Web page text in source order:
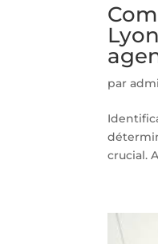
par
crucial.